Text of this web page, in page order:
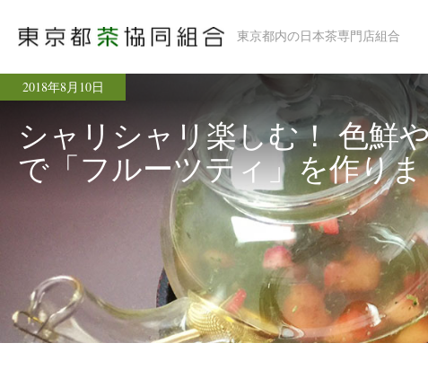
東京都内の日本茶専門店組合
2018年8月10日
シャリシャリ楽しむ！ 色鮮
で「フルーツティ」を作り